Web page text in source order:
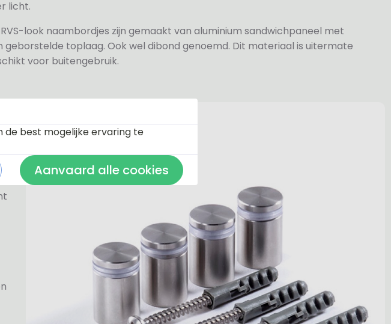
licht.
look naambordjes zijn gemaakt van aluminium sandwichpaneel met
geborstelde toplaag. Ook wel dibond genoemd. Dit materiaal is uitermate
voor buitengebruik.
de best mogelijke ervaring te
Aanvaard alle cookies